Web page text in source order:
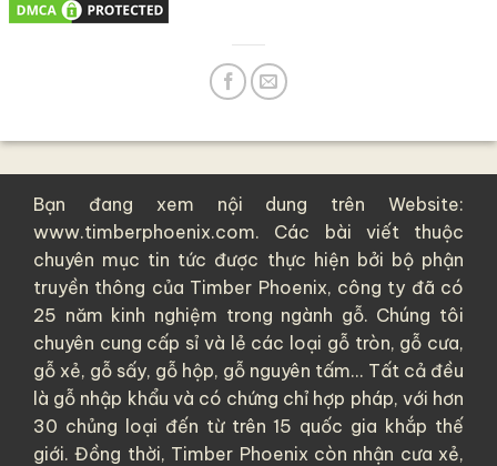
Bạn đang xem nội dung trên Website:
www.timberphoenix.com. Các bài viết thuộc
chuyên mục tin tức được thực hiện bởi bộ phận
truyền thông của Timber Phoenix, công ty đã có
25 năm kinh nghiệm trong ngành gỗ. Chúng tôi
chuyên cung cấp sỉ và lẻ các loại gỗ tròn, gỗ cưa,
gỗ xẻ, gỗ sấy, gỗ hộp, gỗ nguyên tấm... Tất cả đều
là gỗ nhập khẩu và có chứng chỉ hợp pháp, với hơn
30 chủng loại đến từ trên 15 quốc gia khắp thế
giới. Đồng thời, Timber Phoenix còn nhận cưa xẻ,